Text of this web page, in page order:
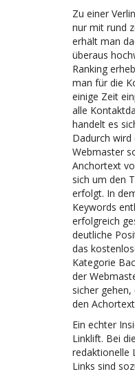
Zu einer
nur mit rund
erhält man
überaus
Ranking
man für die
einige Zeit
alle
handelt es
Dadurch
Webmaster
Anchortext
sich um den
erfolgt. In
Keywords
erfolgreich
deutliche
das
Kategorie
der
sicher
den
Ein echter
Linklift. Bei
redaktionelle
Links sind